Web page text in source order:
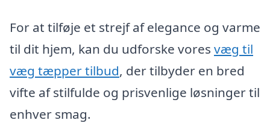
For at tilføje et strejf af elegance og varme
til dit hjem, kan du udforske vores væg til
væg tæpper tilbud, der tilbyder en bred
vifte af stilfulde og prisvenlige løsninger til
enhver smag.